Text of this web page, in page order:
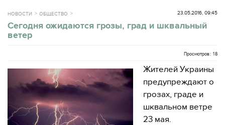
НОВОСТИ ОБЩЕСТВО 23.05.2016, 09:45
Сегодня ожидаются грозы, град и шквальный
ветер
Просмотров: 18
Жителей Украины
предупреждают о
грозах, граде и
шквальном ветре
23 мая.